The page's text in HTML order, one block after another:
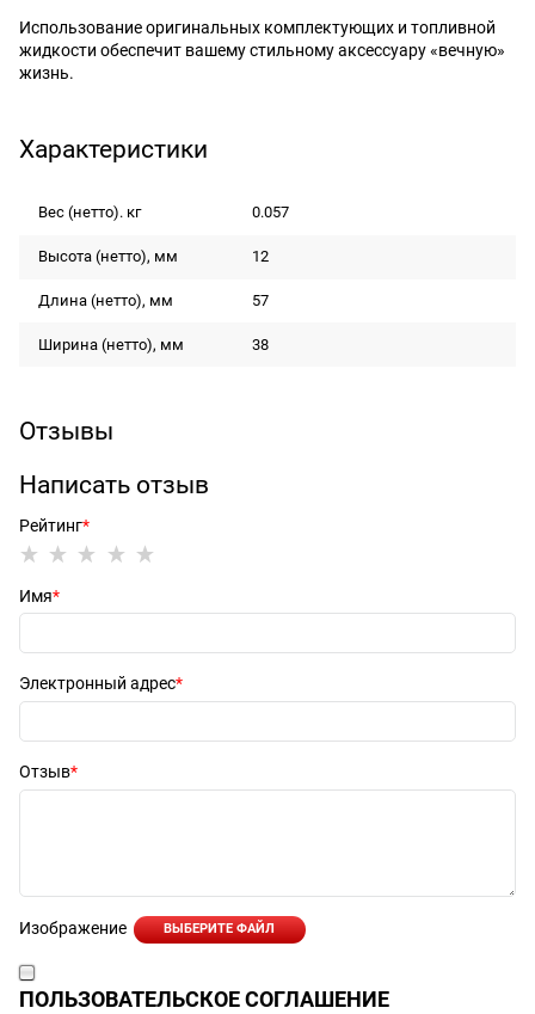
Использование оригинальных комплектующих и топливной
жидкости обеспечит вашему стильному аксессуару «вечную»
жизнь.
Характеристики
Вес (нетто). кг 0.057
Высота (нетто), мм 12
Длина (нетто), мм 57
Ширина (нетто), мм 38
Отзывы
Написать отзыв
Рейтинг
Имя
Электронный адрес
Отзыв
Изображение ВЫБЕРИТЕ ФАЙЛ
ПОЛЬЗОВАТЕЛЬСКОЕ СОГЛАШЕНИЕ